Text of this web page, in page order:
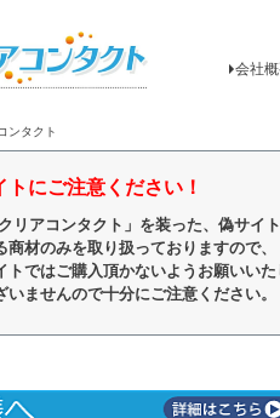
ンタクト
会社
にご注意ください！
リアコンタクト」を装った、偽サイ
材のみを取り扱っておりますので、
ではご購入頂かないようお願いい
ませんので十分にご注意ください。